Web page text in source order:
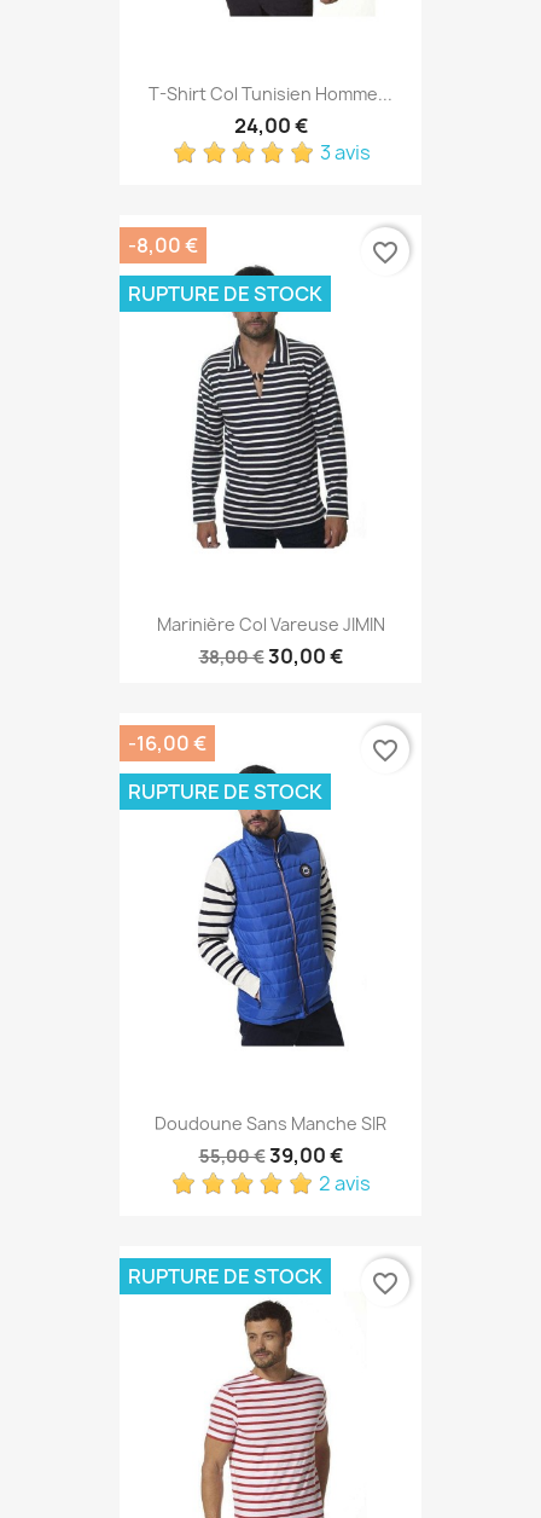
T-Shirt Col Tunisien Homme...
24,00 €
3 avis
Marinière Col Vareuse JIMIN
38,00 €30,00 €
-8,00 €
RUPTURE DE STOCK
favorite_border
Doudoune Sans Manche SIR
55,00 €39,00 €
2 avis
-16,00 €
RUPTURE DE STOCK
favorite_border
RUPTURE DE STOCK favorite_border